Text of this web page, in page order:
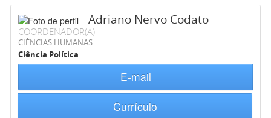
Adriano Nervo Codato
COORDENADOR(A)
CIÊNCIAS HUMANAS
Ciência Política
E-mail
Currículo